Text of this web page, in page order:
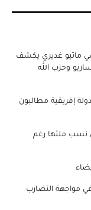
ماثيو غديري يكشف
وحزب الله
تأشيرة الدخول للولايات المتحدة: مواطنو 30 دولة إفريقية مطالبون
نسب ملئها رغم
مواجهة التضارب